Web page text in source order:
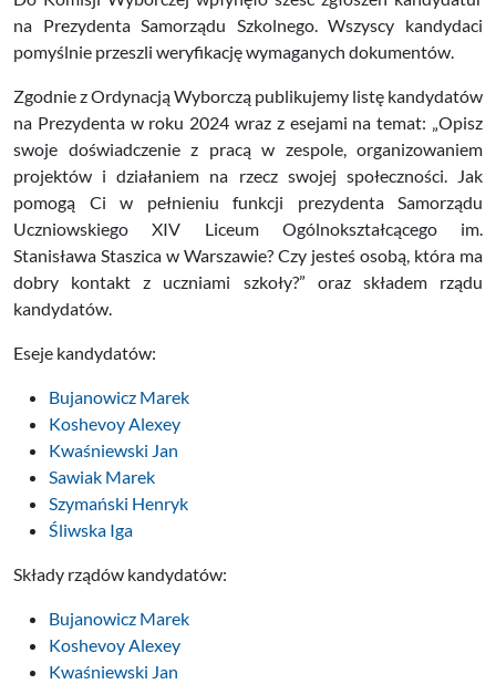
na Prezydenta Samorządu Szkolnego. Wszyscy kandydaci
pomyślnie przeszli weryfikację wymaganych dokumentów.
Zgodnie z Ordynacją Wyborczą publikujemy listę kandydatów
na Prezydenta w roku 2024 wraz z esejami na temat: „Opisz
swoje doświadczenie z pracą w zespole, organizowaniem
projektów i działaniem na rzecz swojej społeczności. Jak
pomogą Ci w pełnieniu funkcji prezydenta Samorządu
Uczniowskiego XIV Liceum Ogólnokształcącego im.
Stanisława Staszica w Warszawie? Czy jesteś osobą, która ma
dobry kontakt z uczniami szkoły?” oraz składem rządu
kandydatów.
Eseje kandydatów:
Bujanowicz Marek
Koshevoy Alexey
Kwaśniewski Jan
Sawiak Marek
Szymański Henryk
Śliwska Iga
Składy rządów kandydatów:
Bujanowicz Marek
Koshevoy Alexey
Kwaśniewski Jan